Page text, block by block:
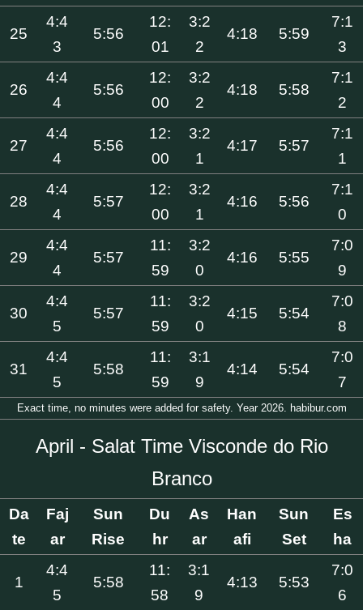
25
4:4
3
5:56
12:
01
3:2
2
4:18 5:59
7:1
3
26
4:4
4
5:56
12:
00
3:2
2
4:18 5:58
7:1
2
27
4:4
4
5:56
12:
00
3:2
1
4:17 5:57
7:1
1
28
4:4
4
5:57
12:
00
3:2
1
4:16 5:56
7:1
0
29
4:4
4
5:57
11:
59
3:2
0
4:16 5:55
7:0
9
30
4:4
5
5:57
11:
59
3:2
0
4:15 5:54
7:0
8
31
4:4
5
5:58
11:
59
3:1
9
4:14 5:54
7:0
7
Exact time, no minutes were added for safety. Year 2026. habibur.com
April - Salat Time Visconde do Rio
Branco
Da
te
Faj
ar
Sun
Rise
Du
hr
As
ar
Han
afi
Sun
Set
Es
ha
1
4:4
5
5:58
11:
58
3:1
9
4:13 5:53
7:0
6